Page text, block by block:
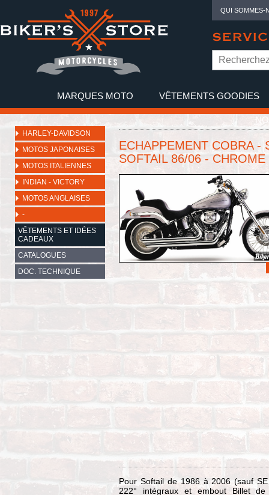
QUI SOMMES-
MARQUES MOTO VÊTEMENTS GOODIES
HARLEY-DAVIDSON
MOTOS JAPONAISES
MOTOS ITALIENNES
INDIAN - VICTORY
MOTOS ANGLAISES
-
VÊTEMENTS ET IDÉES
CADEAUX
CATALOGUES
DOC. TECHNIQUE
ECHAPPEMENT COBRA -
SOFTAIL 86/06 - CHROME
Pour Softail de 1986 à 2006 (sauf
222° intégraux et embout Billet de